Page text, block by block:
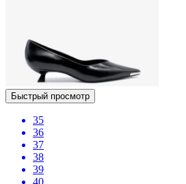
Быстрый просмотр
35
36
37
38
39
40